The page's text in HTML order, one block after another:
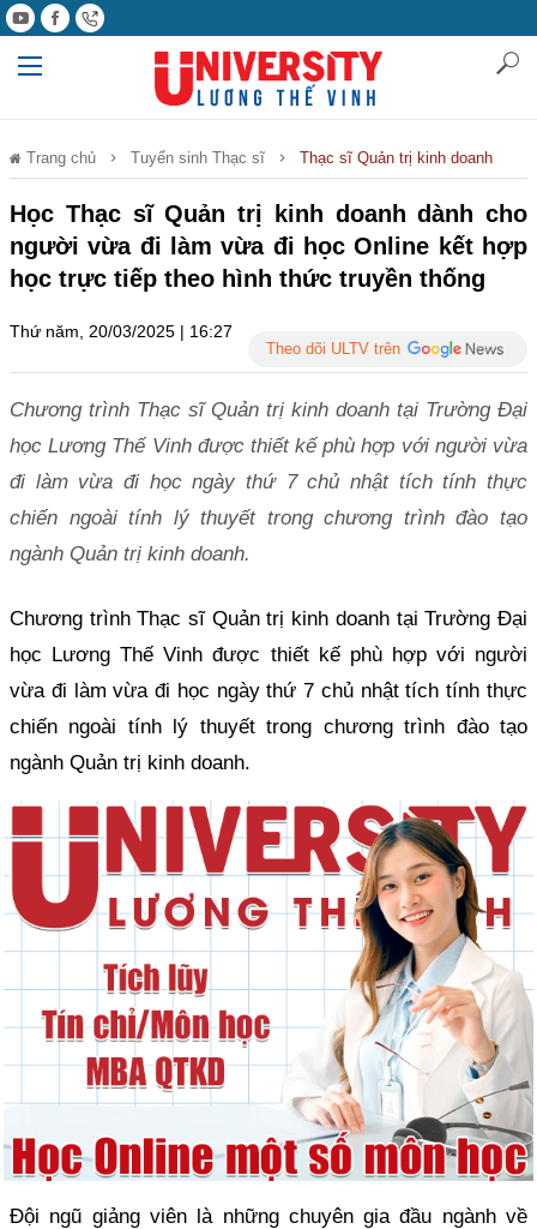
Trang chủ Tuyển sinh Thạc sĩ Thạc sĩ Quản trị kinh doanh
Học Thạc sĩ Quản trị kinh doanh dành cho
người vừa đi làm vừa đi học Online kết hợp
học trực tiếp theo hình thức truyền thống
Thứ năm, 20/03/2025 | 16:27
Theo dõi ULTV trên
Chương trình Thạc sĩ Quản trị kinh doanh tại Trường Đại
học Lương Thế Vinh được thiết kế phù hợp với người vừa
đi làm vừa đi học ngày thứ 7 chủ nhật tích tính thực
chiến ngoài tính lý thuyết trong chương trình đào tạo
ngành Quản trị kinh doanh.
Chương trình Thạc sĩ Quản trị kinh doanh tại Trường Đại
học Lương Thế Vinh được thiết kế phù hợp với người
vừa đi làm vừa đi học ngày thứ 7 chủ nhật tích tính thực
chiến ngoài tính lý thuyết trong chương trình đào tạo
ngành Quản trị kinh doanh.
Đội ngũ giảng viên là những chuyên gia đầu ngành về